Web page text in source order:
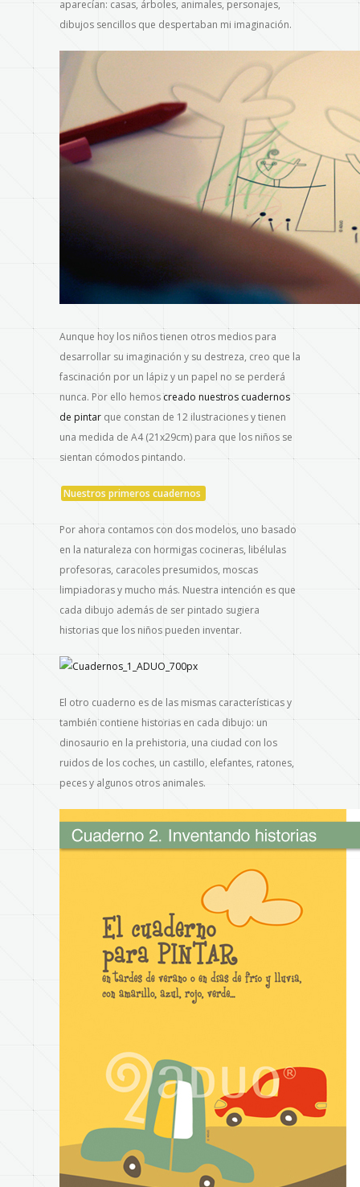
aparecían: casas, árboles, animales, personajes,
dibujos sencillos que despertaban mi imaginación.
Aunque hoy los niños tienen otros medios para
desarrollar su imaginación y su destreza, creo que la
fascinación por un lápiz y un papel no se perderá
nunca. Por ello hemoscreado nuestros cuadernos
de pintar que constan de 12 ilustraciones y tienen
una medida de A4 (21x29cm) para que los niños se
sientan cómodos pintando.
Nuestros primeros cuadernos
Por ahora contamos con dos modelos, uno basado
en la naturaleza con hormigas cocineras, libélulas
profesoras, caracoles presumidos, moscas
limpiadoras y mucho más. Nuestra intención es que
cada dibujo además de ser pintado sugiera
historias que los niños pueden inventar.
El otro cuaderno es de las mismas características y
también contiene historias en cada dibujo: un
dinosaurio en la prehistoria, una ciudad con los
ruidos de los coches, un castillo, elefantes, ratones,
peces y algunos otros animales.